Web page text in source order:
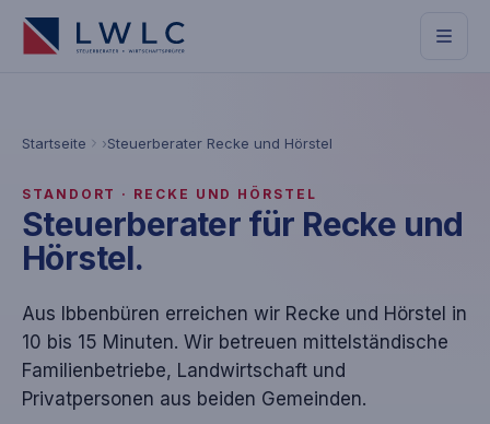
Startseite Steuerberater Recke und Hörstel
STANDORT · RECKE UND HÖRSTEL
Steuerberater für Recke und
Hörstel.
Aus Ibbenbüren erreichen wir Recke und Hörstel in
10 bis 15 Minuten. Wir betreuen mittelständische
Familienbetriebe, Landwirtschaft und
Privatpersonen aus beiden Gemeinden.